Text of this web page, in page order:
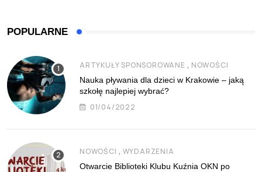
POPULARNE
ARTYKUŁY SPONSOROWANE , NOWOŚCI
Nauka pływania dla dzieci w Krakowie – jaką
szkołę najlepiej wybrać?
01/04/2022
NOWOŚCI , WYDARZENIA
Otwarcie Biblioteki Klubu Kuźnia OKN po